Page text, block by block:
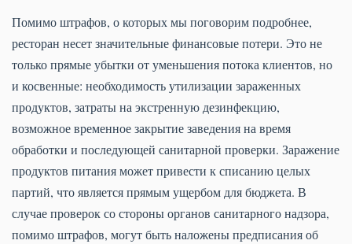
Помимо штрафов, о которых мы поговорим подробнее,
ресторан несет значительные финансовые потери. Это не
только прямые убытки от уменьшения потока клиентов, но
и косвенные: необходимость утилизации зараженных
продуктов, затраты на экстренную дезинфекцию,
возможное временное закрытие заведения на время
обработки и последующей санитарной проверки. Заражение
продуктов питания может привести к списанию целых
партий, что является прямым ущербом для бюджета. В
случае проверок со стороны органов санитарного надзора,
помимо штрафов, могут быть наложены предписания об